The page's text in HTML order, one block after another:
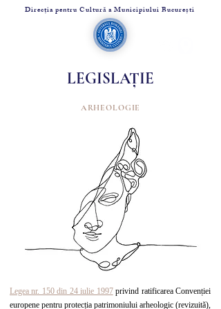
Direcția pentru Cultură a Municipiului București
LEGISLAȚIE
A RHEOLOGIE
Legea nr. 150 din 24 iulie 1997privind ratificarea Convenției
europene pentru protecția patrimoniului arheologic (revizuită),